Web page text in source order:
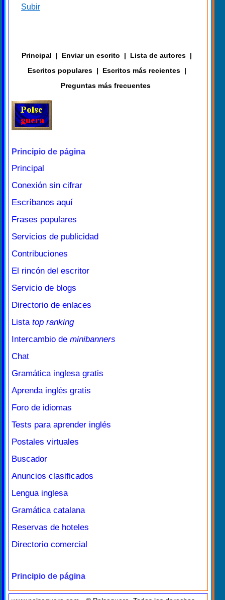
Subir
Principal | Enviar un escrito | Lista de autores |
Escritos populares | Escritos más recientes |
Preguntas más frecuentes
Principio de página
Principal
Conexión sin cifrar
Escríbanos aquí
Frases populares
Servicios de publicidad
Contribuciones
El rincón del escritor
Servicio de blogs
Directorio de enlaces
Lista top ranking
Intercambio de minibanners
Chat
Gramática inglesa gratis
Aprenda inglés gratis
Foro de idiomas
Tests para aprender inglés
Postales virtuales
Buscador
Anuncios clasificados
Lengua inglesa
Gramática catalana
Reservas de hoteles
Directorio comercial
Principio de página